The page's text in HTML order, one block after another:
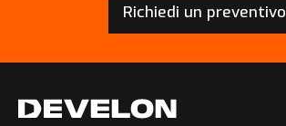
Richiedi un preventivo